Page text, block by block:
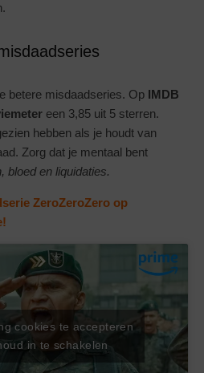
betere misdaadseries. Op IMDB
een 3,85 uit 5 sterren.
hebben als je houdt van
Zorg dat je mentaal bent
bloed en liquidaties.
ZeroZeroZero op
cookies te accepteren
in te schakelen